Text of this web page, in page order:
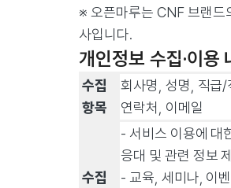
※ 오픈마루는 CNF 브랜드
사입니다.
개인정보 수집·이용
수집
항목
회사명, 성명, 직급/
연락처, 이메일
수집
- 서비스 이용에 대
응대 및 관련 정보
- 교육, 세미나, 이